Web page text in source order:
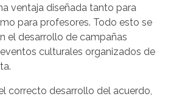
ventaja diseñada tanto para
para profesores. Todo esto se
el desarrollo de campañas
culturales organizados de
correcto desarrollo del acuerdo,